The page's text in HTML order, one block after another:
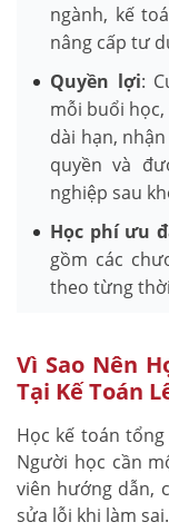
ngành, kế
nâng cấp tư
Quyền lợi:
mỗi buổi
dài hạn,
quyền và
nghiệp sau
Học phí ưu
gồm các
theo từng
Vì Sao Nên
Tại Kế Toán
Học kế toán
Người học cần
viên hướng dẫn,
sửa lỗi khi làm sai.